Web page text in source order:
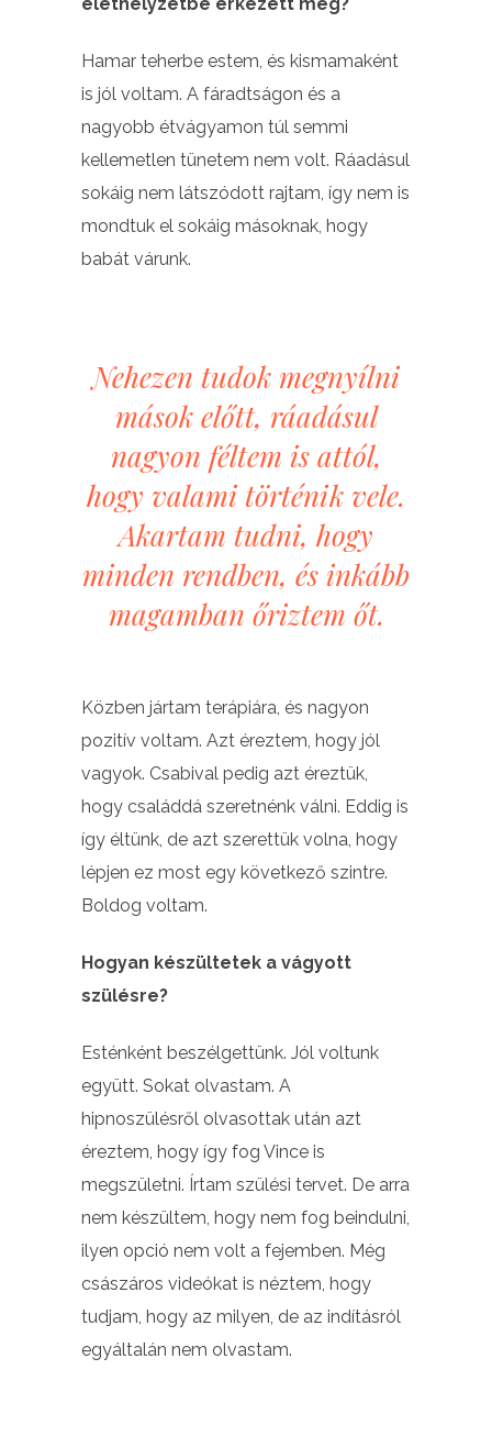
Hamar teherbe estem, és kismamaként
is jól voltam. A fáradtságon és a
nagyobb étvágyamon túl semmi
kellemetlen tünetem nem volt. Ráadásul
sokáig nem látszódott rajtam, így nem is
mondtuk el sokáig másoknak, hogy
babát várunk.
Nehezen tudok megnyílni
mások előtt, ráadásul
nagyon féltem is attól,
hogy valami történik vele.
Akartam tudni, hogy
minden rendben, és inkább
magamban őriztem őt.
Közben jártam terápiára, és nagyon
pozitív voltam. Azt éreztem, hogy jól
vagyok. Csabival pedig azt éreztük,
hogy családdá szeretnénk válni. Eddig is
így éltünk, de azt szerettük volna, hogy
lépjen ez most egy következő szintre.
Boldog voltam.
Hogyan készültetek a vágyott
szülésre?
Esténként beszélgettünk. Jól voltunk
együtt. Sokat olvastam. A
hipnoszülésről olvasottak után azt
éreztem, hogy így fog Vince is
megszületni. Írtam szülési tervet. De arra
nem készültem, hogy nem fog beindulni,
ilyen opció nem volt a fejemben. Még
császáros videókat is néztem, hogy
tudjam, hogy az milyen, de az indításról
egyáltalán nem olvastam.